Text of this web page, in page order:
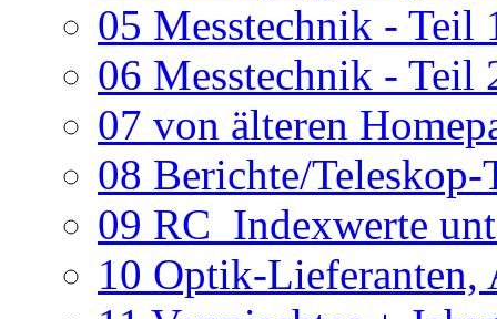
05 Messtechnik - Teil
06 Messtechnik - Teil
07 von älteren
08 Berichte/
09 RC_Indexwerte
10 Optik-Lieferanten,